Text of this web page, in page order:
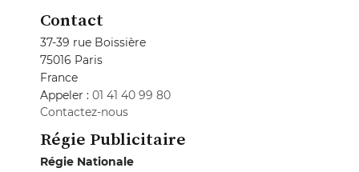
Contact
37-39 rue Boissière
75016 Paris
France
Appeler : 01 41 40 99 80
Contactez-nous
Régie Publicitaire
Régie Nationale